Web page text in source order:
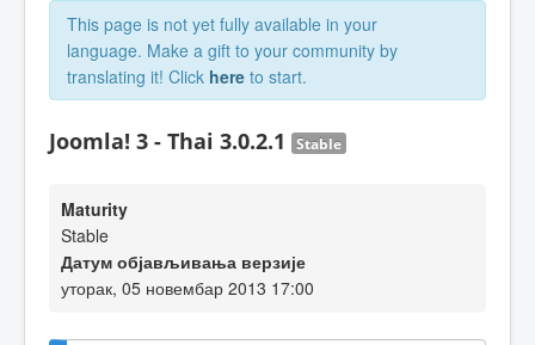
This page is not yet fully available in your
language. Make a gift to your community by
translating it! Click here to start.
Joomla! 3 - Thai 3.0.2.1 Stable
Maturity
Stable
Датум објављивања верзије
уторак, 05 новембар 2013 17:00